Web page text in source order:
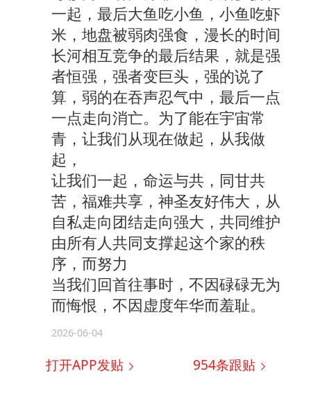
一起，最后大鱼吃小鱼，小鱼吃虾
米，地盘被弱肉强食，漫长的时间
长河相互竞争的最后结果，就是强
者恒强，强者变巨头，强的说了
算，弱的在吞声忍气中，最后一点
一点走向消亡。为了能在宇宙常
青，让我们从现在做起，从我做
起，
让我们一起，命运与共，同甘共
苦，福难共享，神圣友好伟大，从
自私走向团结走向强大，共同维护
由所有人共同支撑起这个家的秩
序，而努力
当我们回首往事时，不因碌碌无为
而悔恨，不因虚度年华而羞耻。
2026-06-04
打开APP发贴 954条跟贴